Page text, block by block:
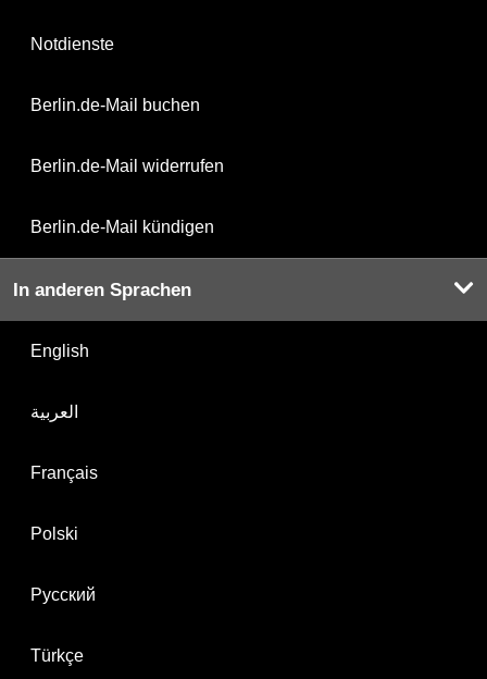
Notdienste
Berlin.de-Mail buchen
Berlin.de-Mail widerrufen
Berlin.de-Mail kündigen
In anderen Sprachen
English
العربية
Français
Polski
Русский
Türkçe